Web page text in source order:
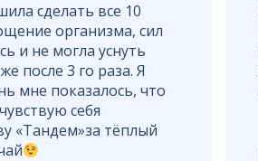
сделать все 10
организма, сил
и не могла уснуть
после 3 го раза. Я
мне показалось, что
себя
«Тандем»за тёплый